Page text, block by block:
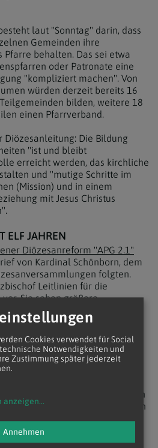
laut "Sonntag" darin, dass
Gemeinden ihre
Pfarre behalten. Das sei etwa
oder Patronate eine
"kompliziert machen". Von
würden derzeit bereits 16
bilden, weitere 18
einen Pfarrverband.
Die Bildung
"ist und bleibt
erreicht werden, das kirchliche
und "mutige Schritte im
(Mission) und in einem
mit Jesus Christus
ELF JAHREN
Diözesanreform "APG 2.1"
von Kardinal Schönborn, dem
folgten.
Leitlinien für die
Sie sehen größere
in denen jeweils drei bis fünf
arbeiten und Laien auch die
übernehmen
Diözesanversammlung im
Nikolaus Krasa in
die Reform werde "vielleicht ein
geplant. Unterschätzt habe man
Realität vor Ort" und die
die wesentlich weniger
Cookies verwendet für Social
Notwendigkeiten und
Zustimmung später jederzeit
anzeigen...
Annehmen